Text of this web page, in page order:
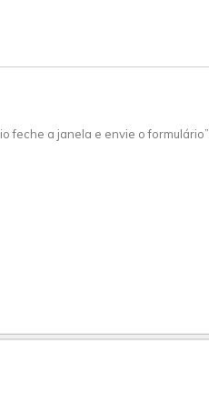
feche a janela e envie o formulário”.